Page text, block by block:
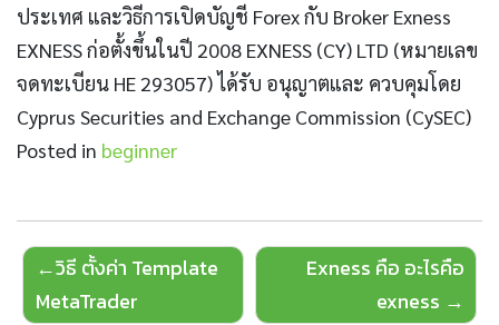
ประเทศ และวิธีการเปิดบัญชี Forex กับ Broker Exness
EXNESS ก่อตั้งขึ้นในปี 2008 EXNESS (CY) LTD (หมายเลข
จดทะเบียน HE 293057) ได้รับ อนุญาตและ ควบคุมโดย
Cyprus Securities and Exchange Commission (CySEC)
Posted in beginner
Post
navigation
วิธี ตั้งค่า Template
MetaTrader
Exness คือ อะไรคือ
exness